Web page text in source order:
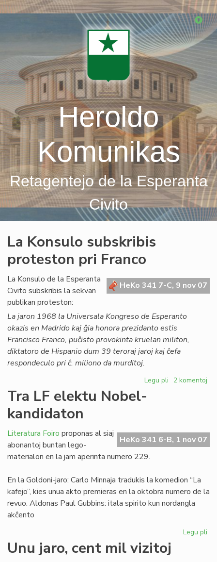
Skip
Heroldo
Komunikas
Retagentejo de la Esperanta
Civito
La Konsulo subskribis
proteston pri Franco
HeKo 341 7-C, 9 nov 07
La Konsulo de la Esperanta
Civito subskribis la sekvan
publikan proteston:
La jaron 1968 la Universala Kongreso de Esperanto
okazis en Madrido kaj ĝia honora prezidanto estis
Francisco Franco, puĉisto provokinta kruelan militon,
diktatoro de Hispanio dum 39 teroraj jaroj kaj ĉefa
respondeculo pri ĉ. miliono da murditoj.
Legu pli pri
pri
Franco
2 komentoj
Tra LF elektu Nobel-
kandidaton
HeKo 341 6-B, 1 nov 07
Literatura Foiro proponas al siaj
abonantoj buntan lego-
materialon en la jam aperinta numero 229.
En la Goldoni-jaro: Carlo Minnaja tradukis la komedion “La
kafejo”, kies unua akto premieras en la oktobra numero de la
revuo. Aldonas Paul Gubbins: itala spirito kun nordangla
akĉento
Legu pli
Unu jaro, cent mil vizitoj